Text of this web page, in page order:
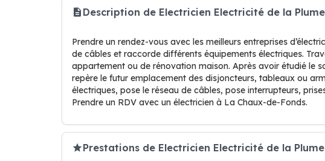
Description de Electricien Electricité de la
Prendre un rendez-vous avec les meilleurs entreprises
de câbles et raccorde différents équipements électriques.
appartement ou de rénovation maison. Après avoir étudié le
repère le futur emplacement des disjoncteurs, tableaux ou
électriques, pose le réseau de câbles, pose interrupteurs,
Prendre un RDV avec un électricien à La Chaux-de-Fonds.
Prestations de Electricien Electricité de la Plume